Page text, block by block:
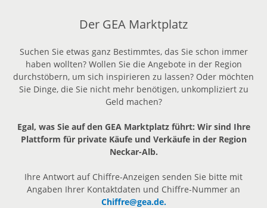
Der GEA Marktplatz
Suchen Sie etwas ganz Bestimmtes, das Sie schon immer
haben wollten? Wollen Sie die Angebote in der Region
durchstöbern, um sich inspirieren zu lassen? Oder möchten
Sie Dinge, die Sie nicht mehr benötigen, unkompliziert zu
Geld machen?
Egal, was Sie auf den GEA Marktplatz führt: Wir sind Ihre
Plattform für private Käufe und Verkäufe in der Region
Neckar-Alb.
Ihre Antwort auf Chiffre-Anzeigen senden Sie bitte mit
Angaben Ihrer Kontaktdaten und Chiffre-Nummer an
Chiffre@gea.de.